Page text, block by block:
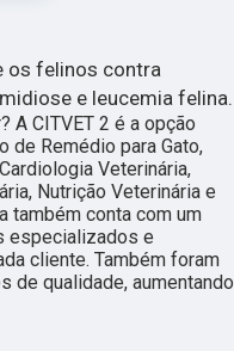
os felinos contra
e leucemia felina.
A CITVET 2 é a opção
de Remédio para Gato,
Veterinária,
Nutrição Veterinária e
também conta com um
especializados e
cliente. Também foram
de qualidade, aumentando